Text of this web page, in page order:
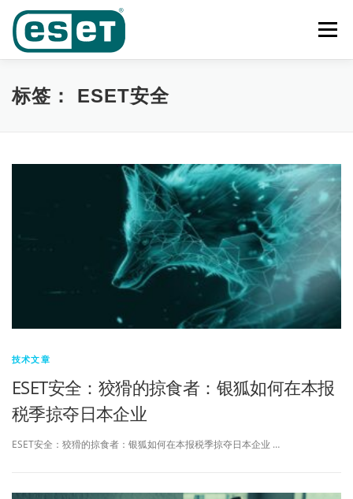
content
Menu
首页 功能 产品及业务范围
标签： ESET安全
技术文章
ESET安全：狡猾的掠食者：银狐如何在本报
税季掠夺日本企业
ESET安全：狡猾的掠食者：银狐如何在本报税季掠夺日本企业 …